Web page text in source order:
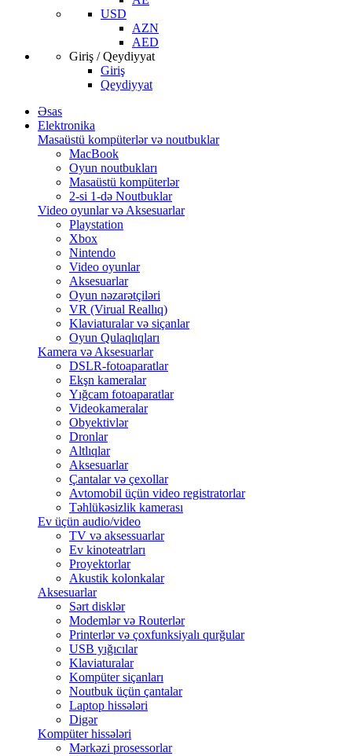
USD
AZN
AED
Giriş / Qeydiyyat
Giriş
Qeydiyyat
Əsas
Elektronika
Masaüstü kompüterlər və noutbuklar
MacBook
Oyun noutbukları
Masaüstü kompüterlər
2-si 1-də Noutbuklar
Video oyunlar və Aksesuarlar
Playstation
Xbox
Nintendo
Video oyunlar
Aksesuarlar
Oyun nəzarətçiləri
VR (Virual Reallıq)
Klaviaturalar və siçanlar
Oyun Qulaqlıqları
Kamera və Aksesuarlar
DSLR-fotoaparatlar
Ekşn kameralar
Yığcam fotoaparatlar
Videokameralar
Obyektivlər
Dronlar
Altlıqlar
Aksesuarlar
Çantalar və çexollar
Avtomobil üçün video registratorlar
Təhlükəsizlik kamerası
Ev üçün audio/video
TV və aksessuarlar
Ev kinoteatrları
Proyektorlar
Akustik kolonkalar
Aksesuarlar
Sərt disklər
Modemlər və Routerlər
Printerlər və çoxfunksiyalı qurğular
USB yığıcılar
Klaviaturalar
Kompüter siçanları
Noutbuk üçün çantalar
Laptop hissələri
Digər
Kompüter hissələri
Mərkəzi prosessorlar